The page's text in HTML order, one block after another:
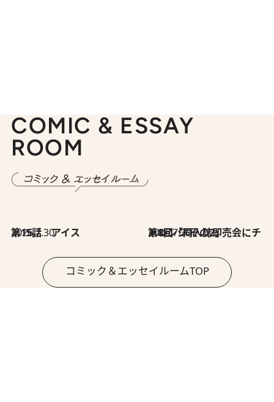
COMIC & ESSAY
ROOM
2026.7.30
第15話 アイス 2026.7.30
第8回「同人誌即売会にチャレンジ その2」
コミック＆エッセイルームTOP